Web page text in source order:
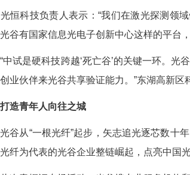
硅光芯片测试标定平台。